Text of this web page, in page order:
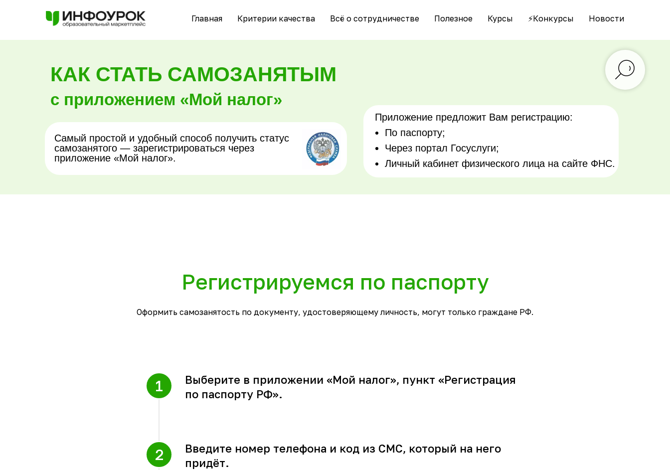
Главная Критерии качества Всё о сотрудничестве Полезное Курсы ⚡️Конкурсы Новости
КАК СТАТЬ САМОЗАНЯТЫМ
с приложением «Мой налог»
Самый простой и удобный способ получить статус
самозанятого — зарегистрироваться через
приложение «Мой налог».
Приложение предложит Вам регистрацию:
По паспорту;
Через портал Госуслуги;
Личный кабинет физического лица на сайте ФНС.
Регистрируемся по паспорту
Оформить самозанятость по документу, удостоверяющему личность, могут только граждане РФ.
Выберите в приложении «Мой налог», пункт «Регистрация
по паспорту РФ».
Введите номер телефона и код из СМС, который на него
придёт.